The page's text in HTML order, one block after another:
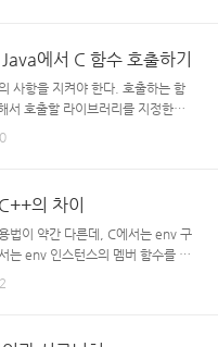
스 내의 해당 메소드ID를 찾는다.
다. 이때 반환값이나 정적/일반 메
에서 C 함수 호출하기
사항을 지켜야 한다. 호출하는 함
호출할 라이브러리를 지정한다.
에서는 아래의 사항을 지켜야
a, int b); //'native'가 제일 중
의 차이
법이 약간 다른데, C에서는 env 구
는 env 인스턴스의 멤버 함수를 호
는 예는 각각 아래와 같다. C의 경